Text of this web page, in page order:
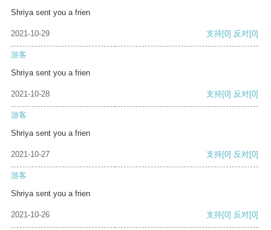
Shriya sent you a frien
2021-10-29 支持[0] 反对[0]
游客
Shriya sent you a frien
2021-10-28 支持[0] 反对[0]
游客
Shriya sent you a frien
2021-10-27 支持[0] 反对[0]
游客
Shriya sent you a frien
2021-10-26 支持[0] 反对[0]